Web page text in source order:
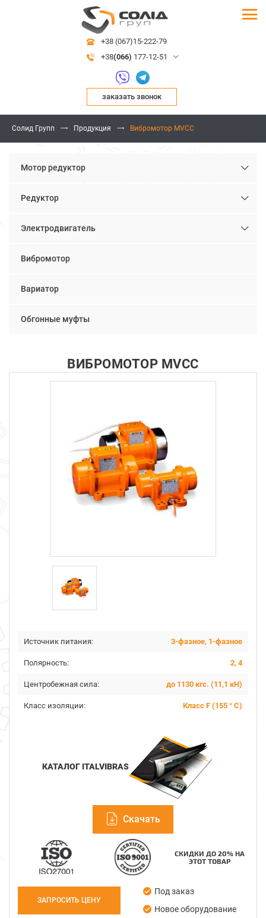
+38 (067)15-222-79
+38(066) 177-12-51
заказать звонок
Солид Групп Продукция Вибромотор MVCC
Мотор редуктор
Редуктор
Электродвигатель
Вибромотор
Вариатор
Обгонные муфты
ВИБРОМОТОР MVCC
Источник питания: 3-фазное, 1-фазное
Полярность: 2, 4
Центробежная сила: до 1130 кгс. (11,1 кН)
Класс изоляции: Класс F (155 ° C)
КАТАЛОГ ITALVIBRAS
Скачать
СКИДКИ ДО 20% НА
ЭТОТ ТОВАР
ЗАПРОСИТЬ ЦЕНУ
Под заказ
Новое оборудование